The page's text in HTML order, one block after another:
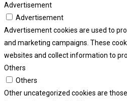
Advertisement
Advertisement
Advertisement cookies are used to
and marketing campaigns. These
websites and collect information to
Others
Others
Other uncategorized cookies are